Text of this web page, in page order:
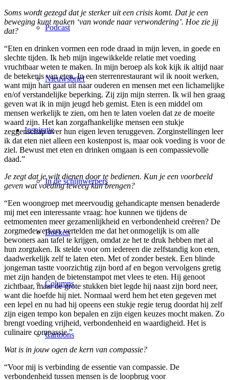
Podcast
Nieuwsbrief
Inspiratie
In de schijnwerpers
Boeken
Columns
Cartoons
Soms wordt gezegd dat je sterker uit een crisis komt. Dat je een
beweging kunt maken ‘van wonde naar verwondering’. Hoe zie jij
dat?
“Eten en drinken vormen een rode draad in mijn leven, in goede en
slechte tijden. Ik heb mijn ingewikkelde relatie met voeding
vruchtbaar weten te maken. In mijn beroep als kok kijk ik altijd naar
de betekenis van eten. In een sterrenrestaurant wil ik nooit werken,
want mijn hart gaat uit naar ouderen en mensen met een lichamelijke
en/of verstandelijke beperking. Zij zijn mijn sterren. Ik wil hen graag
geven wat ik in mijn jeugd heb gemist. Eten is een middel om
mensen werkelijk te zien, om hen te laten voelen dat ze de moeite
waard zijn. Het kan zorgafhankelijke mensen een stukje
zeggenschap over hun eigen leven teruggeven. Zorginstellingen leer
ik dat eten niet alleen een kostenpost is, maar ook voeding is voor de
ziel. Bewust met eten en drinken omgaan is een compassievolle
daad.”
Je zegt dat je wilt dienen door te bedienen. Kun je een voorbeeld
geven wat voeding teweeg kan brengen?
“Een woongroep met meervoudig gehandicapte mensen benaderde
mij met een interessante vraag: hoe kunnen we tijdens de
eetmomenten meer gezamenlijkheid en verbondenheid creëren? De
zorgmedewerkers vertelden me dat het onmogelijk is om alle
bewoners aan tafel te krijgen, omdat ze het te druk hebben met al
hun zorgtaken. Ik stelde voor om iedereen die zelfstandig kon eten,
daadwerkelijk zelf te laten eten. Met of zonder bestek. Een blinde
jongeman tastte voorzichtig zijn bord af en begon vervolgens gretig
met zijn handen de bietenstampot met vlees te eten. Hij genoot
zichtbaar, maar de grote stukken biet legde hij naast zijn bord neer,
want die hoefde hij niet. Normaal werd hem het eten gegeven met
een lepel en nu had hij opeens een stukje regie terug doordat hij zelf
zijn eigen tempo kon bepalen en zijn eigen keuzes mocht maken. Zo
brengt voeding vrijheid, verbondenheid en waardigheid. Het is
culinaire compassie.”
Wat is in jouw ogen de kern van compassie?
“Voor mij is verbinding de essentie van compassie. De
verbondenheid tussen mensen is de loopbrug voor